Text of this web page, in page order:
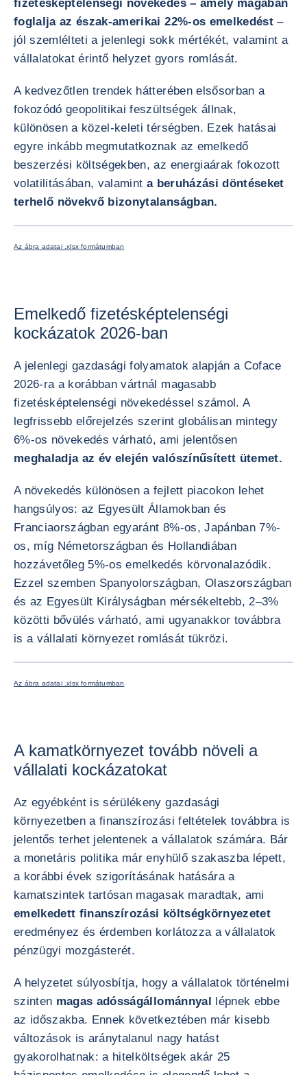
fizetésképtelenségi növekedés – amely magában
foglalja az észak-amerikai 22%-os emelkedést–
jól szemlélteti a jelenlegi sokk mértékét, valamint a
vállalatokat érintő helyzet gyors romlását.
A kedvezőtlen trendek hátterében elsősorban a
fokozódó geopolitikai feszültségek állnak,
különösen a közel-keleti térségben. Ezek hatásai
egyre inkább megmutatkoznak az emelkedő
beszerzési költségekben, az energiaárak fokozott
volatilitásában, valamint a beruházási döntéseket
terhelő növekvő bizonytalanságban.
Az ábra adatai .xlsx formátumban
Emelkedő fizetésképtelenségi
kockázatok 2026-ban
A jelenlegi gazdasági folyamatok alapján a Coface
2026-ra a korábban vártnál magasabb
fizetésképtelenségi növekedéssel számol. A
legfrissebb előrejelzés szerint globálisan mintegy
6%-os növekedés várható, ami jelentősen
meghaladja az év elején valószínűsített ütemet.
A növekedés különösen a fejlett piacokon lehet
hangsúlyos: az Egyesült Államokban és
Franciaországban egyaránt 8%-os, Japánban 7%-
os, míg Németországban és Hollandiában
hozzávetőleg 5%-os emelkedés körvonalazódik.
Ezzel szemben Spanyolországban, Olaszországban
és az Egyesült Királyságban mérsékeltebb, 2–3%
közötti bővülés várható, ami ugyanakkor továbbra
is a vállalati környezet romlását tükrözi.
Az ábra adatai .xlsx formátumban
A kamatkörnyezet tovább növeli a
vállalati kockázatokat
Az egyébként is sérülékeny gazdasági
környezetben a finanszírozási feltételek továbbra is
jelentős terhet jelentenek a vállalatok számára. Bár
a monetáris politika már enyhülő szakaszba lépett,
a korábbi évek szigorításának hatására a
kamatszintek tartósan magasak maradtak, ami
emelkedett finanszírozási költségkörnyezetet
eredményez és érdemben korlátozza a vállalatok
pénzügyi mozgásterét.
A helyzetet súlyosbítja, hogy a vállalatok történelmi
szinten magas adósságállománnyal lépnek ebbe
az időszakba. Ennek következtében már kisebb
változások is aránytalanul nagy hatást
gyakorolhatnak: a hitelköltségek akár 25